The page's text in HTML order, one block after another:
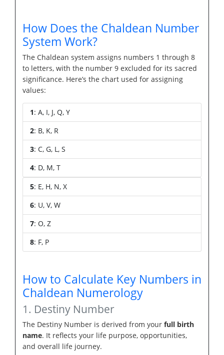
How Does the Chaldean Number
System Work?
The Chaldean system assigns numbers 1 through 8
to letters, with the number 9 excluded for its sacred
significance. Here’s the chart used for assigning
values:
1: A, I, J, Q, Y
2: B, K, R
3: C, G, L, S
4: D, M, T
5: E, H, N, X
6: U, V, W
7: O, Z
8: F, P
How to Calculate Key Numbers in
Chaldean Numerology
1. Destiny Number
The Destiny Number is derived from your full birth
name. It reflects your life purpose, opportunities,
and overall life journey.